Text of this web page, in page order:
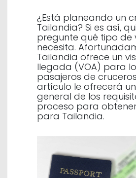
¿Está planeando un
Tailandia? Si es así,
pregunte qué tipo de
necesita.
Tailandia ofrece un
llegada (VOA) para
pasajeros de
artículo le ofrecerá
general de los
proceso para obtener
para Tailandia.